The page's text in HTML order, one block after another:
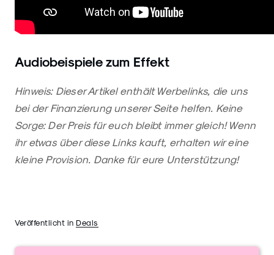
Audiobeispiele zum Effekt
Hinweis: Dieser Artikel enthält Werbelinks, die uns
bei der Finanzierung unserer Seite helfen. Keine
Sorge: Der Preis für euch bleibt immer gleich! Wenn
ihr etwas über diese Links kauft, erhalten wir eine
kleine Provision. Danke für eure Unterstützung!
Veröffentlicht in Deals